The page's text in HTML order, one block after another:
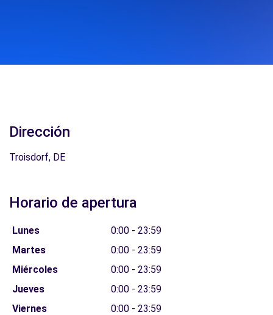
Dirección
Troisdorf, DE
Horario de apertura
Lunes
0:00 - 23:59
Martes
0:00 - 23:59
Miércoles
0:00 - 23:59
Jueves
0:00 - 23:59
Viernes
0:00 - 23:59